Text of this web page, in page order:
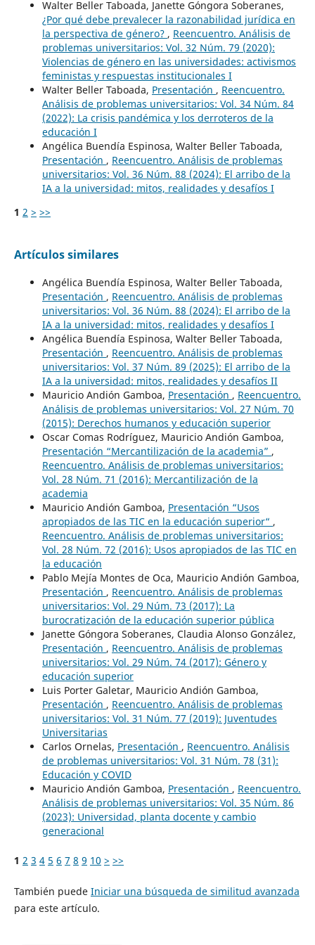
Walter Beller Taboada, Janette Góngora Soberanes,
¿Por qué debe prevalecer la razonabilidad jurídica en
la perspectiva de género? , Reencuentro. Análisis de
problemas universitarios: Vol. 32 Núm. 79 (2020):
Violencias de género en las universidades: activismos
feministas y respuestas institucionales I
Walter Beller Taboada, Presentación , Reencuentro.
Análisis de problemas universitarios: Vol. 34 Núm. 84
(2022): La crisis pandémica y los derroteros de la
educación I
Angélica Buendía Espinosa, Walter Beller Taboada,
Presentación , Reencuentro. Análisis de problemas
universitarios: Vol. 36 Núm. 88 (2024): El arribo de la
IA a la universidad: mitos, realidades y desafíos I
1 2 > >>
Artículos similares
Angélica Buendía Espinosa, Walter Beller Taboada,
Presentación , Reencuentro. Análisis de problemas
universitarios: Vol. 36 Núm. 88 (2024): El arribo de la
IA a la universidad: mitos, realidades y desafíos I
Angélica Buendía Espinosa, Walter Beller Taboada,
Presentación , Reencuentro. Análisis de problemas
universitarios: Vol. 37 Núm. 89 (2025): El arribo de la
IA a la universidad: mitos, realidades y desafíos II
Mauricio Andión Gamboa, Presentación , Reencuentro.
Análisis de problemas universitarios: Vol. 27 Núm. 70
(2015): Derechos humanos y educación superior
Oscar Comas Rodríguez, Mauricio Andión Gamboa,
Presentación “Mercantilización de la academia” ,
Reencuentro. Análisis de problemas universitarios:
Vol. 28 Núm. 71 (2016): Mercantilización de la
academia
Mauricio Andión Gamboa, Presentación “Usos
apropiados de las TIC en la educación superior“ ,
Reencuentro. Análisis de problemas universitarios:
Vol. 28 Núm. 72 (2016): Usos apropiados de las TIC en
la educación
Pablo Mejía Montes de Oca, Mauricio Andión Gamboa,
Presentación , Reencuentro. Análisis de problemas
universitarios: Vol. 29 Núm. 73 (2017): La
burocratización de la educación superior pública
Janette Góngora Soberanes, Claudia Alonso González,
Presentación , Reencuentro. Análisis de problemas
universitarios: Vol. 29 Núm. 74 (2017): Género y
educación superior
Luis Porter Galetar, Mauricio Andión Gamboa,
Presentación , Reencuentro. Análisis de problemas
universitarios: Vol. 31 Núm. 77 (2019): Juventudes
Universitarias
Carlos Ornelas, Presentación , Reencuentro. Análisis
de problemas universitarios: Vol. 31 Núm. 78 (31):
Educación y COVID
Mauricio Andión Gamboa, Presentación , Reencuentro.
Análisis de problemas universitarios: Vol. 35 Núm. 86
(2023): Universidad, planta docente y cambio
generacional
1 2 3 4 5 6 7 8 9 10 > >>
También puede Iniciar una búsqueda de similitud avanzada
para este artículo.